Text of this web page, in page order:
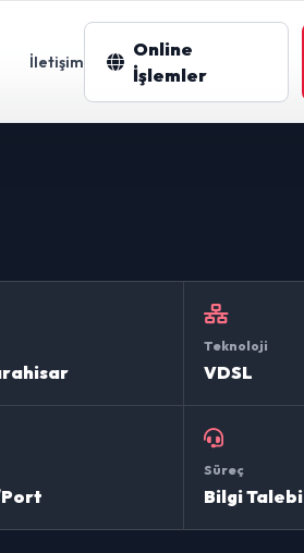
İletişim
Online
İşlemler
Teknoloji
VDSL
Süreç
Bilgi Talebi